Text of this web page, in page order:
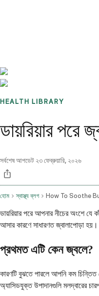
HEALTH LIBRARY
ডায়রিয়ার পরে
সর্বশেষ আপডেট২৩ ফেব্রুয়ারি, ২০২৬
হোম স্বাস্থ্য ব্লগ How To Soothe
ডায়রিয়ার পরে আপনার নীচের অংশে যে
আসার কারণে সাধারণত জ্বালাপোড়া
প্রথমত এটি কেন জ্বলে?
কারণটি বুঝতে পারলে আপনি কম
অ্যাসিডযুক্ত উপাদানগুলি মলদ্বারের